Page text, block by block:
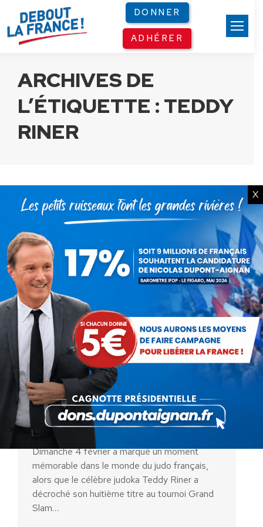
DONNER
ADHÉRER
ARCHIVES DE
L’ÉTIQUETTE : TEDDY
RINER
Teddy Riner Triomphe pour la
Huitième Fois au Grand Slam de
Paris
Actualités ParBenjamin-Victor Boucher
8 février 2024
Dimanche 4 février a marqué un moment
mémorable dans le monde du judo français,
alors que le célèbre judoka Teddy Riner a
décroché son huitième titre au tournoi Grand
Slam…
X
Panneau de gestion des cookies